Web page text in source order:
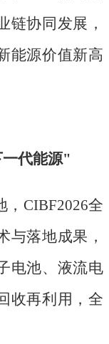
链协同发展，
能源价值新高
代能源"
CIBF2026全
与落地成果，
电池、液流电
收再利用，全